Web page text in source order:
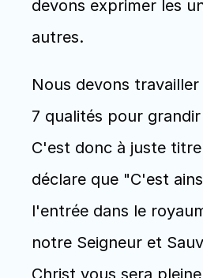
devons exprimer les
autres.
Nous devons
7 qualités pour
C'est donc à juste titre
déclare que "C'est
l'entrée dans le
notre Seigneur et
Christ vous sera